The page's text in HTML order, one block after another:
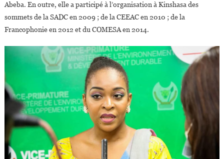
Abeba. En outre, elle a participé à l’organisation à Kinshasa des
sommets de la SADC en 2009 ; de la CEEAC en 2010 ; de la
Francophonie en 2012 et du COMESA en 2014.